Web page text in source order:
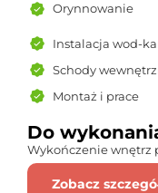
Orynnowanie
Instalacja wod-
Schody
Montaż i prace
Do
Wykończenie wnętrz
Zobacz